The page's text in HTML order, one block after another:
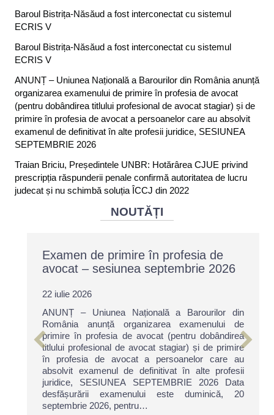
Baroul Bistrița-Năsăud a fost interconectat cu sistemul
ECRIS V
Baroul Bistrița-Năsăud a fost interconectat cu sistemul
ECRIS V
ANUNȚ – Uniunea Națională a Barourilor din România anunță
organizarea examenului de primire în profesia de avocat
(pentru dobândirea titlului profesional de avocat stagiar) și de
primire în profesia de avocat a persoanelor care au absolvit
examenul de definitivat în alte profesii juridice, SESIUNEA
SEPTEMBRIE 2026
Traian Briciu, Președintele UNBR: Hotărârea CJUE privind
prescripția răspunderii penale confirmă autoritatea de lucru
judecat și nu schimbă soluția ÎCCJ din 2022
NOUTĂȚI
Examen de primire în profesia de
avocat – sesiunea septembrie 2026
22 iulie 2026
ANUNȚ – Uniunea Națională a Barourilor din
România anunță organizarea examenului de
primire în profesia de avocat (pentru dobândirea
titlului profesional de avocat stagiar) și de primire
în profesia de avocat a persoanelor care au
absolvit examenul de definitivat în alte profesii
juridice, SESIUNEA SEPTEMBRIE 2026 Data
desfășurării examenului este duminică, 20
septembrie 2026, pentru…